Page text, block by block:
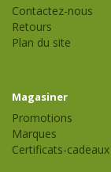
Contactez-nous
Retours
Plan du site
Magasiner
Promotions
Marques
Certificats-cadeaux